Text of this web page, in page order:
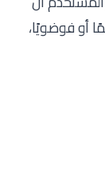
أو فوضويًا،